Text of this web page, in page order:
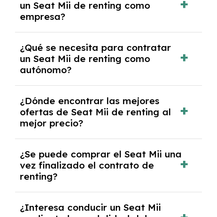
crediticia y un pago inicial.
un Seat Mii de renting como
empresa?
documentación financiera y, en algunos
casos, un informe de solvencia de la empresa
y un pago inicial.
¿Qué se necesita para contratar
un Seat Mii de renting como
autónomo?
autónomos, justificante de ingresos y, en
algunos casos, un informe fiscal y un pago
inicial.
¿Dónde encontrar las mejores
ofertas de Seat Mii de renting al
mejor precio?
mejores ofertas de vehículos de renting con
todos los gastos incluidos y sin pagar
entradas.
¿Se puede comprar el Seat Mii una
vez finalizado el contrato de
renting?
renting se puede adquirir el coche. En este
¿Interesa conducir un Seat Mii